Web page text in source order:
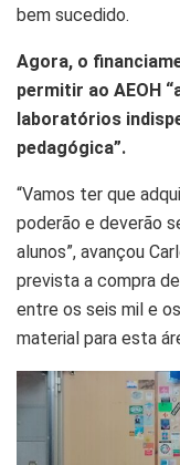
bem sucedido.
Agora, o
permitir ao AEOH
laboratórios
pedagógica”.
“Vamos ter que
poderão e deverão
alunos”, avançou
prevista a compra
entre os seis mil e
material para esta